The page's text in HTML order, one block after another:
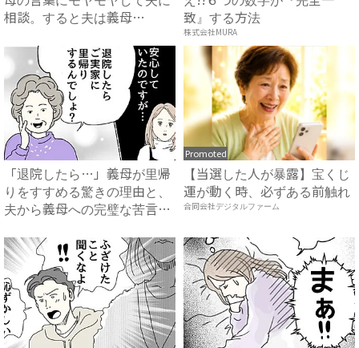
相談。すると夫は義母
致』する方法
株式会社MURA
「退院したら…」義母が里帰
りをすすめる驚きの理由と、
夫から義母への完璧な苦言
Promoted
【当選した人が暴露】宝くじ
運が動く時、必ずある前触れ
合同会社デジタルファーム